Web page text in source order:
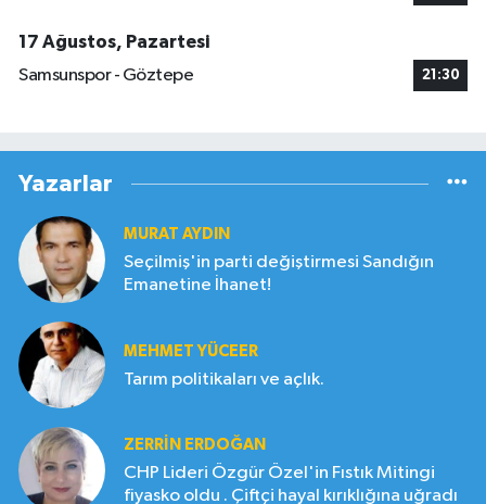
17 Ağustos, Pazartesi
Samsunspor - Göztepe
21:30
Yazarlar
MURAT AYDIN
Seçilmiş'in parti değiştirmesi Sandığın
Emanetine İhanet!
MEHMET YÜCEER
Tarım politikaları ve açlık.
ZERRIN ERDOĞAN
CHP Lideri Özgür Özel'in Fıstık Mitingi
fiyasko oldu . Çiftçi hayal kırıklığına uğradı